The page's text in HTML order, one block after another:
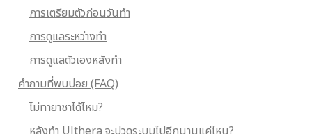
การเตรียมตัวก่อนวันทำ
การดูแลระหว่างทำ
การดูแลตัวเองหลังทำ
คำถามที่พบบ่อย (FAQ)
ไม่ทายาชาได้ไหม?